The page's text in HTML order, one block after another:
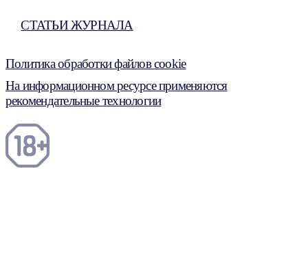
СТАТЬИ ЖУРНАЛА
Политика обработки файлов cookie
На информационном ресурсе применяются
рекомендательные технологии